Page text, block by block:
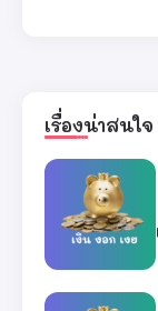
เรื่องน่าสนใจ